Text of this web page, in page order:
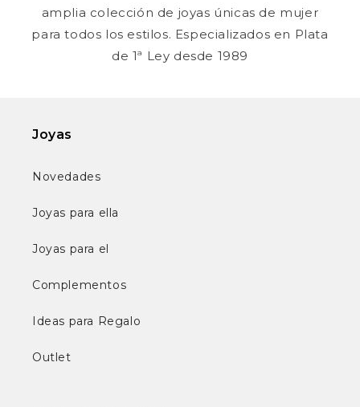
amplia colección de joyas únicas de mujer
para todos los estilos. Especializados en Plata
de 1ª Ley desde 1989
Joyas
Novedades
Joyas para ella
Joyas para el
Complementos
Ideas para Regalo
Outlet